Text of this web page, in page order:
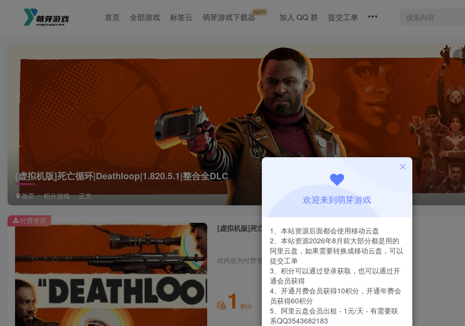
首页 全部游戏 标签云 萌芽游戏下载器NEW 加入 QQ 群 提交工单
[虚拟机版]死亡循环|Deathloop|1.820.5.1|整合全DLC
首页 积分游戏 正文
[虚拟机版]死亡循环|Deathloop|1.820.5.1|整合全DLC
此内容为付费资源，请付费后查看
1 积分
付费资源
欢迎来到萌芽游戏
1、本站资源后面都会使用移动云盘
2、本站资源2026年8月前大部分都是用的
阿里云盘，如果需要转换成移动云盘，可以
提交工单
3、积分可以通过登录获取，也可以通过开
通会员获得
4、开通月费会员获得10积分，开通年费会
员获得60积分
5、阿里云盘会员出租 - 1元/天 - 有需要联
系QQ3543682183